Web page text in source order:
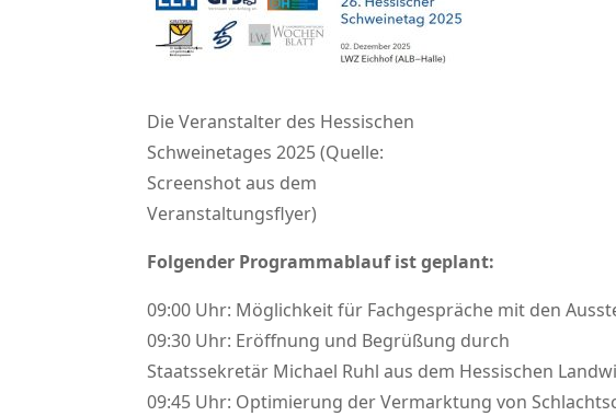
Die Veranstalter des Hessischen
Schweinetages 2025 (Quelle:
Screenshot aus dem
Veranstaltungsflyer)
Folgender Programmablauf ist geplant:
09:00 Uhr: Möglichkeit für Fachgespräche mit den
09:30 Uhr: Eröffnung und Begrüßung durch
Staatssekretär Michael Ruhl aus dem Hessischen
09:45 Uhr: Optimierung der Vermarktung von